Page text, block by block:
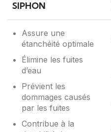
SIPHON
Assure une
étanchéité optimale
Élimine les fuites
d’eau
Prévient les
dommages causés
par les fuites
Contribue à la